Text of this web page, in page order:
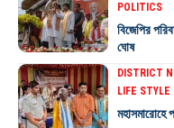
POLITICS
বিজেপির
ঘোষ
DISTRICT
LIFE STYLE
মহাসমারোহে